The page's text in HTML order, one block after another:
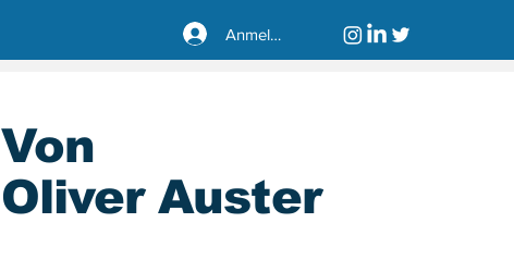
Anmelden
Von
Oliver Auster